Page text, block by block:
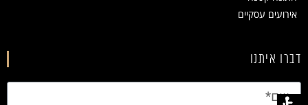
אירועים עסקיים
דברו איתנו